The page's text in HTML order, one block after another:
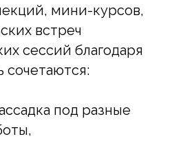
мини-курсов,
встреч
сессий благодаря
сочетаются:
под разные